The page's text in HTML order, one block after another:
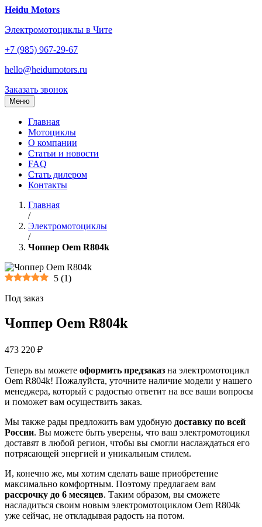
Перейти
содержанию
Heidu Motors
Электромотоциклы в Чите
+7 (985) 967-29-67
hello@heidumotors.ru
Заказать звонок
Меню
Главная
Мотоциклы
О компании
Статьи и новости
FAQ
Стать дилером
Контакты
Главная
/
Электромотоциклы
/
Чоппер Oem R804k
5 (1)
Под заказ
Чоппер Oem R804k
473 220 ₽
Теперь вы можете оформить предзаказ на электромотоцикл
Oem R804k! Пожалуйста, уточните наличие модели у нашего
менеджера, который с радостью ответит на все ваши вопросы
и поможет вам осуществить заказ.
Мы также рады предложить вам удобную доставку по всей
России. Вы можете быть уверены, что ваш электромотоцикл
доставят в любой регион, чтобы вы смогли наслаждаться его
потрясающей энергией и уникальным стилем.
И, конечно же, мы хотим сделать ваше приобретение
максимально комфортным. Поэтому предлагаем вам
рассрочку до 6 месяцев. Таким образом, вы сможете
насладиться своим новым электромотоциклом Oem R804k
уже сейчас, не откладывая радость на потом.